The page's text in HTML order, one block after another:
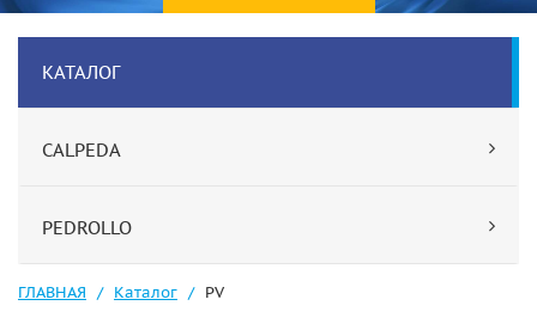
КАТАЛОГ
CALPEDA
PEDROLLO
ГЛАВНАЯ Каталог PV